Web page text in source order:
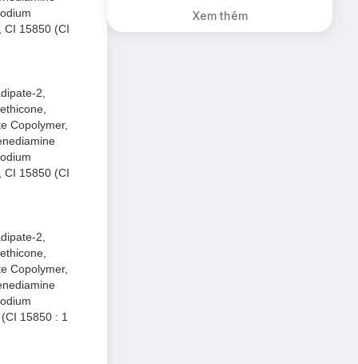
CI 15850 (CI
2,
Copolymer,
CI 15850 (CI
2,
Copolymer,
15850 : 1
7g trị giá 198K
(SL có hạn)
Xem thêm